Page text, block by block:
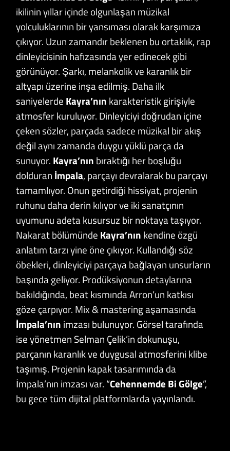
ikilinin yıllar içinde olgunlaşan müzikal
yolculuklarının bir yansıması olarak karşımıza
çıkıyor. Uzun zamandır beklenen bu ortaklık, rap
dinleyicisinin hafızasında yer edinecek gibi
görünüyor. Şarkı, melankolik ve karanlık bir
altyapı üzerine inşa edilmiş. Daha ilk
saniyelerde Kayra’nın karakteristik girişiyle
atmosfer kuruluyor. Dinleyiciyi doğrudan içine
çeken sözler, parçada sadece müzikal bir akış
değil aynı zamanda duygu yüklü parça da
sunuyor. Kayra’nın bıraktığı her boşluğu
dolduran İmpala, parçayı devralarak bu parçayı
tamamlıyor. Onun getirdiği hissiyat, projenin
ruhunu daha derin kılıyor ve iki sanatçının
uyumunu adeta kusursuz bir noktaya taşıyor.
Nakarat bölümünde Kayra’nın kendine özgü
anlatım tarzı yine öne çıkıyor. Kullandığı söz
öbekleri, dinleyiciyi parçaya bağlayan unsurların
başında geliyor. Prodüksiyonun detaylarına
bakıldığında, beat kısmında Arron’un katkısı
göze çarpıyor. Mix & mastering aşamasında
İmpala’nın imzası bulunuyor. Görsel tarafında
ise yönetmen Selman Çelik’in dokunuşu,
parçanın karanlık ve duygusal atmosferini klibe
taşımış. Projenin kapak tasarımında da
İmpala’nın imzası var. “Cehennemde Bi Gölge”,
bu gece tüm dijital platformlarda yayınlandı.